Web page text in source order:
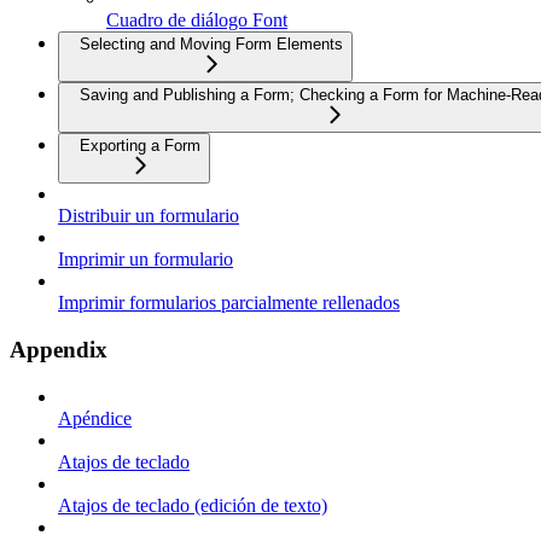
Cuadro de diálogo Font
Selecting and Moving Form Elements
Saving and Publishing a Form; Checking a Form for Machine-
Exporting a Form
Distribuir un formulario
Imprimir un formulario
Imprimir formularios parcialmente rellenados
Appendix
Apéndice
Atajos de teclado
Atajos de teclado (edición de texto)